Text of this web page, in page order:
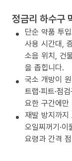
정금리 하수구
단순 약품 투
사용 시간대,
소음 위치, 건
을 좁힙니다.
국소 개방이
트랩·피트·점
요한 구간에
재발 방지까지
오일찌꺼기·
요령과 간격